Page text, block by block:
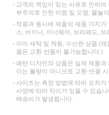
고객의 책임이 있는 사유로 인하
부주의로 인한 이염 및 오염, 물놀
착용과 동시에 제품의 제품 가치
스, 비키니, 이너웨어, 브라패드, 브
이미 세탁 및 착용, 수선한 상품 (
품은 교환·반품이 불가능합니다.)
패턴 디자인의 상품은 실제 제품
이는 불량이 아니므로 교환·반품
사이즈는 측정 방법에 따라 오차
사양에 따라 차이가 있을 수 있습
배송비가 발생됩니다.